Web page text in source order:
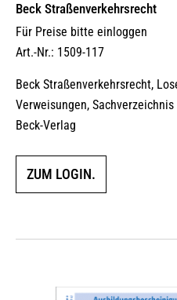
Beck Straßenverkehrsrecht
Für Preise bitte einloggen
Art.-Nr.: 1509-117
Beck Straßenverkehrsrecht,
Verweisungen,
Beck-Verlag
ZUM LOGIN.